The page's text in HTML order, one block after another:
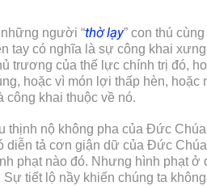
người “thờ lạy” con thú
tay có nghĩa là sự công khai
trương của thế lực chính trị đó,
hoặc vì món lợi thấp hèn, hoặc
khai thuộc về nó.
nộ không pha của Đức
diễn tả cơn giận dữ của Đức
phạt nào đó. Nhưng hình phạt ở
tiết lộ nầy khiến chúng ta